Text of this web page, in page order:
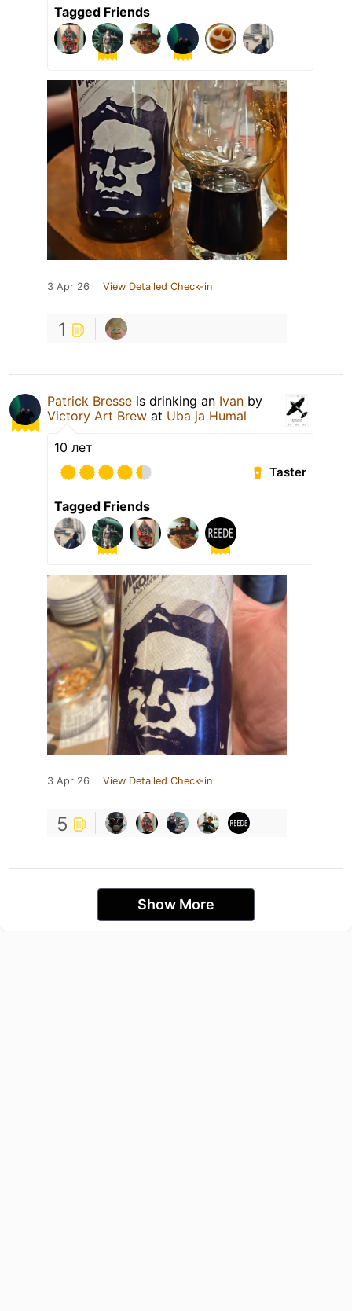
Tagged Friends
3 Apr 26 View Detailed Check-in
1
Patrick Bresse is drinking an Ivan by
Victory Art Brew at Uba ja Humal
10 лет
Taster
Tagged Friends
3 Apr 26 View Detailed Check-in
5
Show More